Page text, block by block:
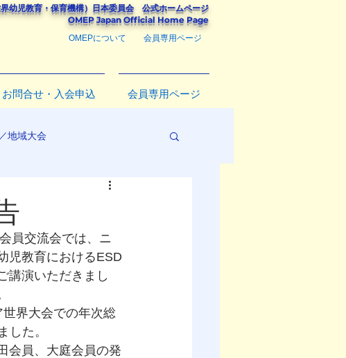
幼児教育・保育機構） 日本委員会公式ホームページ
​OMEP Japan Official Home Page
OMEPについて 会員専用ページ
お問合せ・入会申込 会員専用ページ
地域大会
員交流会では、ニ
児教育におけるESD
講演いただきまし
界大会での年次総
した。
会員、大庭会員の発